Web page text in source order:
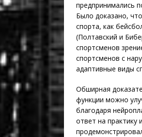
предпринимались
Было доказано,
спорта, как
(Полтавский и
спортсменов
спортсменов с
адаптивные виды
Обширная
функции можно
благодаря
ответ на практику